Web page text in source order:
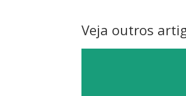
Veja outros